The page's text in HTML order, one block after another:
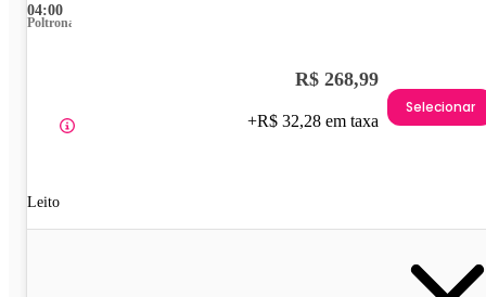
04:00
Poltrona
Leito
R$ 268,99
+R$ 32,28 em taxa
Selecionar